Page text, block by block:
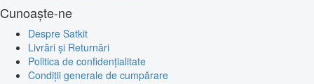
Cunoaște-ne
Despre Satkit
Livrări și Returnări
Politica de confidențialitate
Condiții generale de cumpărare